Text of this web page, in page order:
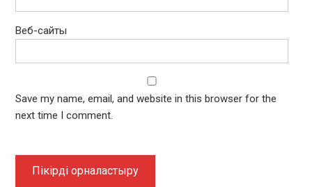
Веб-сайты
Save my name, email, and website in this browser for the
next time I comment.